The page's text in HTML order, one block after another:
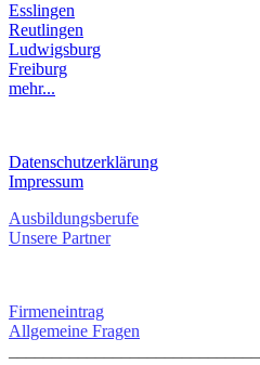
Esslingen
Reutlingen
Ludwigsburg
Freiburg
mehr...
Datenschutzerklärung
Impressum
Ausbildungsberufe
Unsere Partner
Firmeneintrag
Allgemeine Fragen